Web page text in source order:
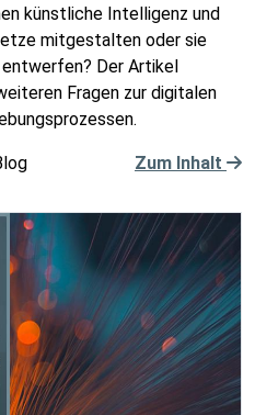
künstliche Intelligenz und
mitgestalten oder sie
Der Artikel
Fragen zur digitalen
Zum Inhalt